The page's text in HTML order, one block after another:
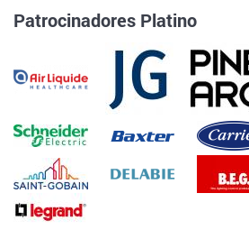
Patrocinadores Platino